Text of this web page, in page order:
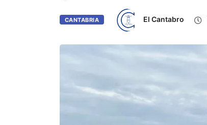
CANTABRIA El Cantabro